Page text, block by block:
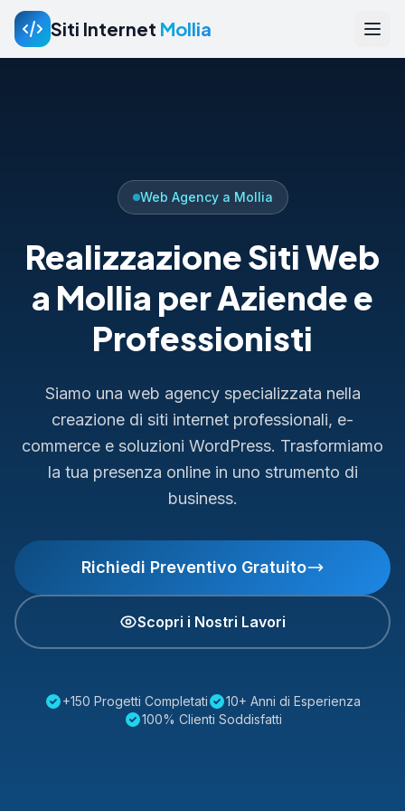
Siti Internet Mollia
Web Agency a Mollia
Realizzazione Siti Web
a Mollia per Aziende e
Professionisti
Siamo una web agency specializzata nella
creazione di siti internet professionali, e-
commerce e soluzioni WordPress. Trasformiamo
la tua presenza online in uno strumento di
business.
Richiedi Preventivo Gratuito
Scopri i Nostri Lavori
+150 Progetti Completati
10+ Anni di Esperienza
100% Clienti Soddisfatti